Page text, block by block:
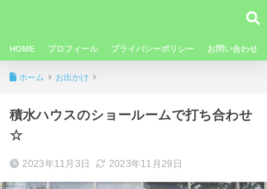
HOME プロフィール プライバシーポリシー お問い合わせ
ホーム お出かけ
積水ハウスのショールームで打ち合わせ
☆
2023年11月3日 2023年11月29日